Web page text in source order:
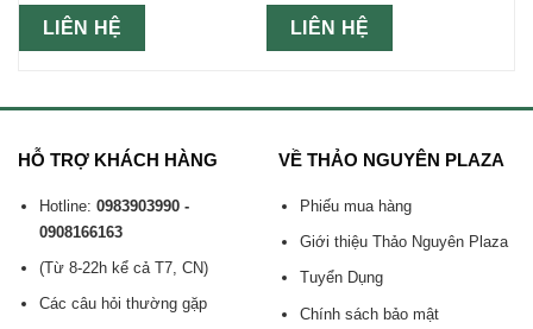
LIÊN HỆ LIÊN HỆ
HỖ TRỢ KHÁCH HÀNG
Hotline: 0983903990 -
0908166163
(Từ 8-22h kể cả T7, CN)
Các câu hỏi thường gặp
VỀ THẢO NGUYÊN PLAZA
Phiếu mua hàng
Giới thiệu Thảo Nguyên Plaza
Tuyển Dụng
Chính sách bảo mật